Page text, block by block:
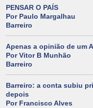
PENSAR O PAÍS
Por Paulo Margalhau
Barreiro
Apenas a opinião de um
Por Vitor B Munhão
Barreiro
Barreiro: a conta subiu
depois
Por Francisco Alves